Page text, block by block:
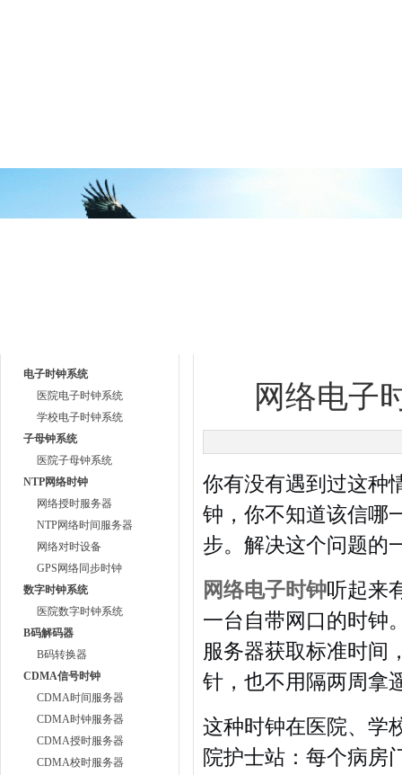
电子时钟系统
医院电子时钟系统
学校电子时钟系统
子母钟系统
医院子母钟系统
NTP网络时钟
网络授时服务器
NTP网络时间服务器
网络对时设备
GPS网络同步时钟
数字时钟系统
医院数字时钟系统
B码解码器
B码转换器
CDMA信号时钟
CDMA时间服务器
CDMA时钟服务器
CDMA授时服务器
CDMA校时服务器
网络电子
你有没有遇到过这种
钟，你不知道该信哪
步。解决这个问题的
网络电子时钟听起来
一台自带网口的时钟
服务器获取标准时间
针，也不用隔两周拿
这种时钟在医院、学
院护士站：每个病房